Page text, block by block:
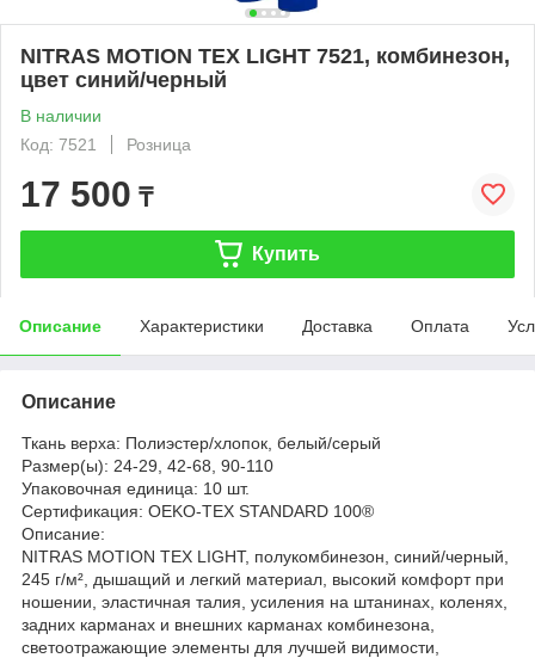
NITRAS MOTION TEX LIGHT 7521, комбинезон,
цвет синий/черный
В наличии
Код: 7521
Розница
17 500 ₸
Купить
Описание Характеристики Доставка Оплата
Описание
Ткань верха: Полиэстер/хлопок, белый/серый
Размер(ы): 24-29, 42-68, 90-110
Упаковочная единица: 10 шт.
Сертификация: OEKO-TEX STANDARD 100®
Описание:
NITRAS MOTION TEX LIGHT, полукомбинезон, синий/черный,
245 г/м², дышащий и легкий материал, высокий комфорт при
ношении, эластичная талия, усиления на штанинах, коленях,
задних карманах и внешних карманах комбинезона,
светоотражающие элементы для лучшей видимости,